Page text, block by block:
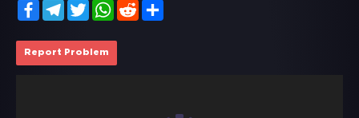
FacebookTelegramTwitterWhatsApp
Reddit
Report Problem